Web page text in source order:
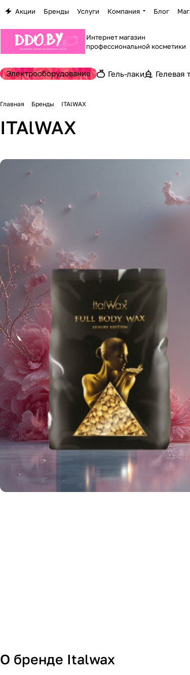
Акции Бренды Услуги Компания Блог
Интернет магазин
профессиональной косметики
Электрооборудование Гель-лаки Гелевая
Главная Бренды ITAlWAX
ITAlWAX
О бренде Italwax